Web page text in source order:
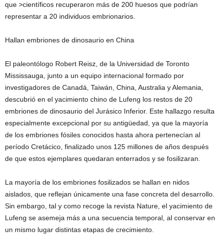
que >científicos recuperaron más de 200 huesos que podrían
representar a 20 individuos embrionarios.
Hallan embriones de dinosaurio en China
El paleontólogo Robert Reisz, de la Universidad de Toronto
Mississauga, junto a un equipo internacional formado por
investigadores de Canadá, Taiwán, China, Australia y Alemania,
descubrió en el yacimiento chino de Lufeng los restos de 20
embriones de dinosaurio del Jurásico Inferior. Este hallazgo resulta
especialmente excepcional por su antigüedad, ya que la mayoría
de los embriones fósiles conocidos hasta ahora pertenecían al
período Cretácico, finalizado unos 125 millones de años después
de que estos ejemplares quedaran enterrados y se fosilizaran.
La mayoría de los embriones fosilizados se hallan en nidos
aislados, que reflejan únicamente una fase concreta del desarrollo.
Sin embargo, tal y como recoge la revista Nature, el yacimiento de
Lufeng se asemeja más a una secuencia temporal, al conservar en
un mismo lugar distintas etapas de crecimiento.